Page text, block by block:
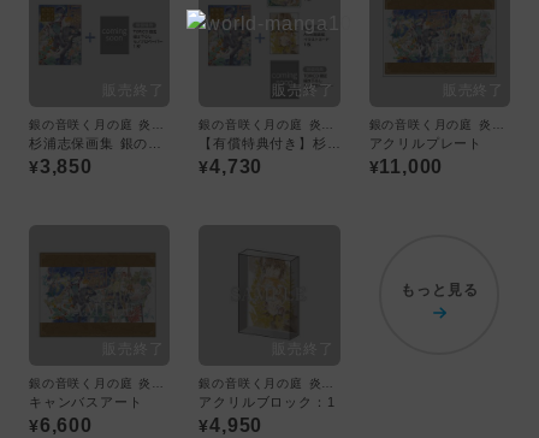
¥3,850 ¥4,730
アクリルプレート
¥11,000
キャンバスアート
¥6,600
アクリルブロック：1
¥4,950
もっと見る